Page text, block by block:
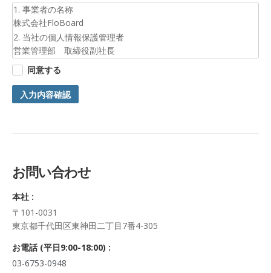
1. 事業者の名称
株式会社FloBoard
2. 当社の個人情報保護管理者
営業管理部 取締役副社長
3. 個人情報の利用目的
お預かりした個人情報は、お問合せへの対応のために利用いた
します。
4. 第三者提供について
ご入力頂く個人情報は第三者に提供しません。
正・追加・削除、利用の停止または消去、第三者への提供の停
口に申し出ることができます。
その際、弊社はご本人を確認させていただいたうえで、合理的
な期間内に対応いたします。
株式会社FloBoard 個人情報問合せ窓口
〒101-0031 東京都千代田区東神田二丁目7番4-305
同意する
入力内容確認
お問い合わせ
本社 :
〒101-0031
東京都千代田区東神田二丁目7番4-305
お電話 (平日9:00-18:00) :
03-6753-0948